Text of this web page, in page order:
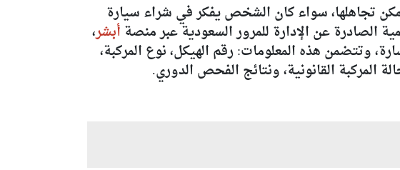
تجاهلها، سواء كان الشخص يفكر في شراء سيارة
الصادرة عن الإدارة للمرور السعودية عبر منصة أبشر،
وتتضمن هذه المعلومات: رقم الهيكل، نوع المركبة،
المركبة القانونية، ونتائج الفحص الدوري.